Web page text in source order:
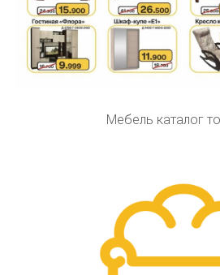
Мебель каталог